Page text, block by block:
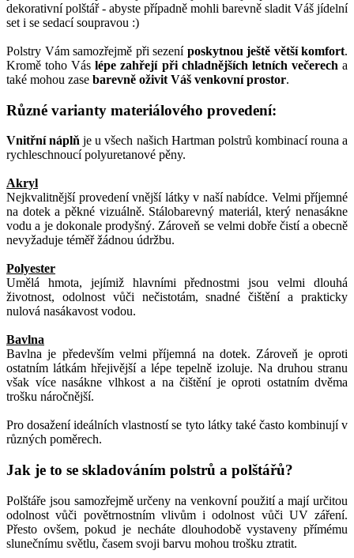
dekorativní polštář - abyste případně mohli barevně sladit Váš jídelní
set i se sedací soupravou :)
Polstry Vám samozřejmě při sezení poskytnou ještě větší komfort.
Kromě toho Váslépe zahřejí při chladnějších letních večerech a
také mohou zase barevně oživit Váš venkovní prostor.
Různé varianty materiálového provedení:
Vnitřní náplň je u všech našich Hartman polstrů kombinací rouna a
rychleschnoucí polyuretanové pěny.
Akryl
Nejkvalitnější provedení vnější látky v naší nabídce. Velmi příjemné
na dotek a pěkné vizuálně. Stálobarevný materiál, který nenasákne
vodu a je dokonale prodyšný. Zároveň se velmi dobře čistí a obecně
nevyžaduje téměř žádnou údržbu.
Polyester
Umělá hmota, jejímiž hlavními přednostmi jsou velmi dlouhá
životnost, odolnost vůči nečistotám, snadné čištění a prakticky
nulová nasákavost vodou.
Bavlna
Bavlna je především velmi příjemná na dotek. Zároveň je oproti
ostatním látkám hřejivější a lépe tepelně izoluje. Na druhou stranu
však více nasákne vlhkost a na čištění je oproti ostatním dvěma
trošku náročnější.
Pro dosažení ideálních vlastností se tyto látky také často kombinují v
různých poměrech.
Jak je to se skladováním polstrů a polštářů?
Polštáře jsou samozřejmě určeny na venkovní použití a mají určitou
odolnost vůči povětrnostním vlivům i odolnost vůči UV záření.
Přesto ovšem, pokud je necháte dlouhodobě vystaveny přímému
slunečnímu světlu, časem svoji barvu mohou trošku ztratit.